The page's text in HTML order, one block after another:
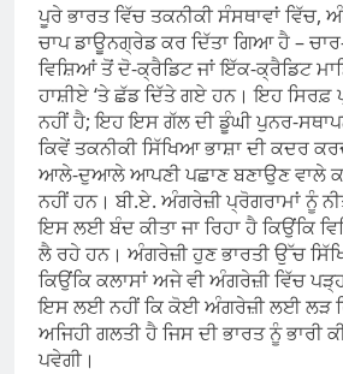
ਪੂਰੇ ਭਾਰਤ ਵਿੱਚ ਤਕਨੀਕੀ ਸੰਸਥਾਵਾਂ ਵਿੱਚ,
ਚਾਪ ਡਾਊਨਗ੍ਰੇਡ ਕਰ ਦਿੱਤਾ ਗਿਆ ਹੈ –
ਵਿਸ਼ਿਆਂ ਤੋਂ ਦੋ-ਕ੍ਰੈਡਿਟ ਜਾਂ ਇੱਕ-ਕ੍ਰੈਡਿਟ
ਹਾਸ਼ੀਏ ‘ਤੇ ਛੱਡ ਦਿੱਤੇ ਗਏ ਹਨ। ਇਹ ਸਿਰਫ਼
ਨਹੀਂ ਹੈ; ਇਹ ਇਸ ਗੱਲ ਦੀ ਡੂੰਘੀ ਪੁਨਰ-
ਕਿਵੇਂ ਤਕਨੀਕੀ ਸਿੱਖਿਆ ਭਾਸ਼ਾ ਦੀ ਕਦਰ
ਆਲੇ-ਦੁਆਲੇ ਆਪਣੀ ਪਛਾਣ ਬਣਾਉਣ ਵਾਲੇ
ਨਹੀਂ ਹਨ। ਬੀ.ਏ. ਅੰਗਰੇਜ਼ੀ ਪ੍ਰੋਗਰਾਮਾਂ ਨੂੰ
ਇਸ ਲਈ ਬੰਦ ਕੀਤਾ ਜਾ ਰਿਹਾ ਹੈ ਕਿਉਂਕਿ
ਲੈ ਰਹੇ ਹਨ। ਅੰਗਰੇਜ਼ੀ ਹੁਣ ਭਾਰਤੀ ਉੱਚ
ਕਿਉਂਕਿ ਕਲਾਸਾਂ ਅਜੇ ਵੀ ਅੰਗਰੇਜ਼ੀ ਵਿੱਚ
ਇਸ ਲਈ ਨਹੀਂ ਕਿ ਕੋਈ ਅੰਗਰੇਜ਼ੀ ਲਈ ਲੜ
ਅਜਿਹੀ ਗਲਤੀ ਹੈ ਜਿਸ ਦੀ ਭਾਰਤ ਨੂੰ ਭਾਰੀ
ਪਵੇਗੀ।